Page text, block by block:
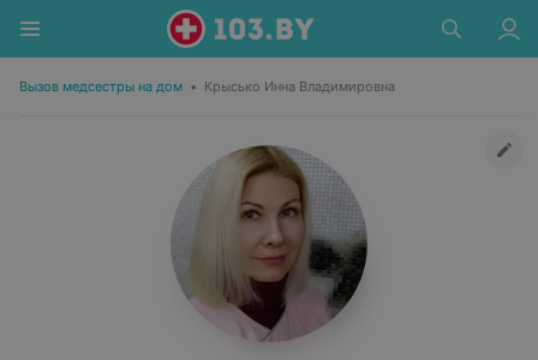
Вызов медсестры на дом • Крысько Инна Владимировна